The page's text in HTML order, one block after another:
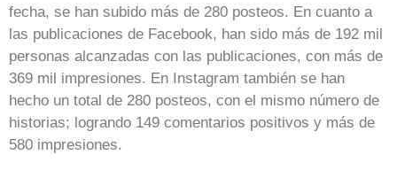
fecha, se han subido más de 280 posteos. En cuanto a
las publicaciones de Facebook, han sido más de 192 mil
personas alcanzadas con las publicaciones, con más de
369 mil impresiones. En Instagram también se han
hecho un total de 280 posteos, con el mismo número de
historias; logrando 149 comentarios positivos y más de
580 impresiones.